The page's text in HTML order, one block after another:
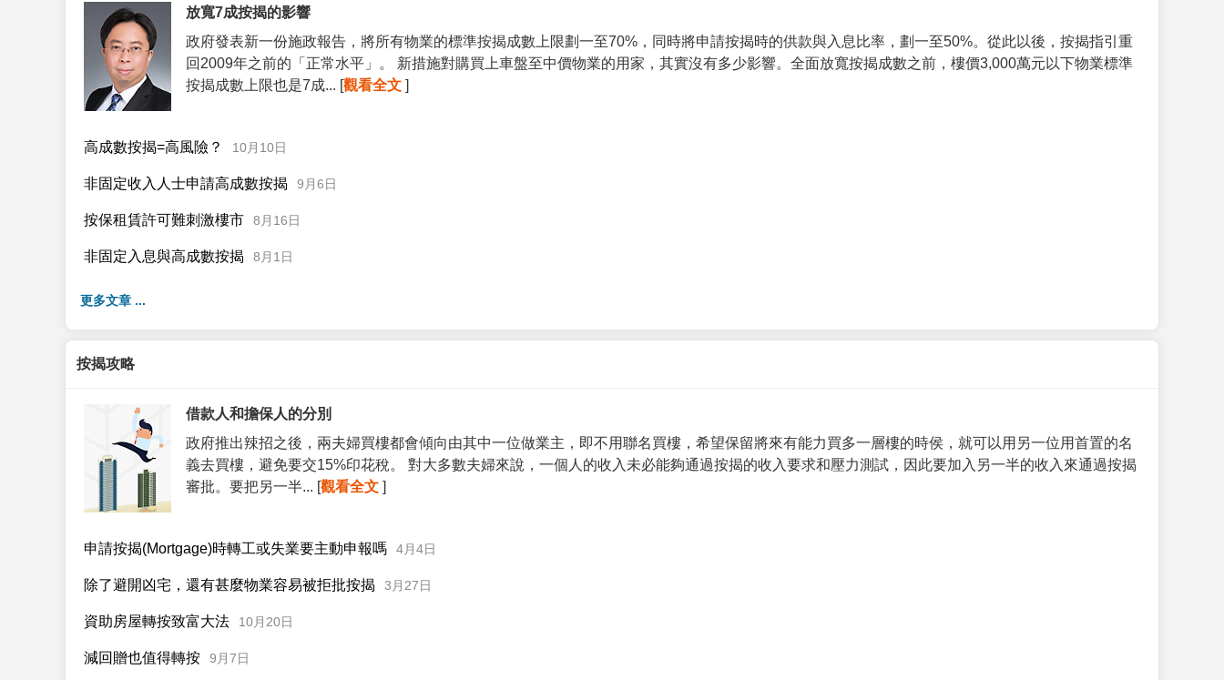
放寬7成按揭的影響
政府發表新一份施政報告，將所有物業的標準按揭成數上限劃一至70%，同時將申請按揭時的供款與入息比率，劃一至50%。從此以後，按揭指引重
回2009年之前的「正常水平」。 新措施對購買上車盤至中價物業的用家，其實沒有多少影響。全面放寬按揭成數之前，樓價3,000萬元以下物業標準
按揭成數上限也是7成... [觀看全文 ]
高成數按揭=高風險？ 10月10日
非固定收入人士申請高成數按揭 9月6日
按保租賃許可難刺激樓市 8月16日
非固定入息與高成數按揭 8月1日
更多文章 ...
按揭攻略
借款人和擔保人的分別
政府推出辣招之後，兩夫婦買樓都會傾向由其中一位做業主，即不用聯名買樓，希望保留將來有能力買多一層樓的時侯，就可以用另一位用首置的名
義去買樓，避免要交15%印花稅。 對大多數夫婦來說，一個人的收入未必能夠通過按揭的收入要求和壓力測試，因此要加入另一半的收入來通過按揭
審批。要把另一半... [觀看全文 ]
申請按揭(Mortgage)時轉工或失業要主動申報嗎 4月4日
除了避開凶宅，還有甚麼物業容易被拒批按揭 3月27日
資助房屋轉按致富大法 10月20日
減回贈也值得轉按 9月7日